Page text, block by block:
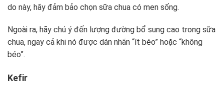
do này, hãy đảm bảo chọn sữa chua có men sống.
Ngoài ra, hãy chú ý đến lượng đường bổ sung cao trong sữa
chua, ngay cả khi nó được dán nhãn “ít béo” hoặc “không
béo”.
Kefir